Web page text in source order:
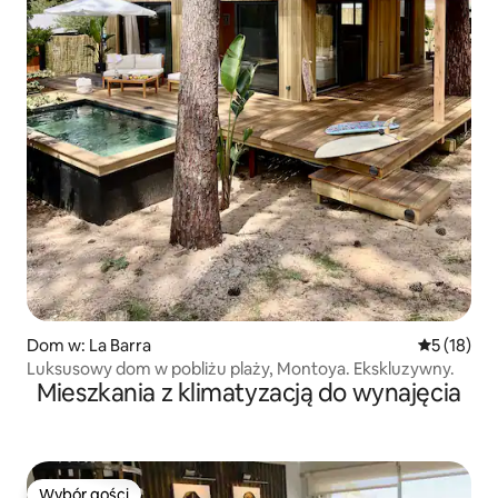
Dom w: La Barra Średnia
5 (18)
Luksusowy dom w pobliżu plaży, Montoya. Ekskluzywny.
Mieszkania z klimatyzacją do wynajęcia